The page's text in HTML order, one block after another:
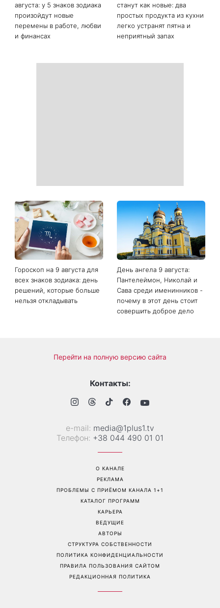
Последние новости
Гороскоп на неделю с 10
августа: у 5 знаков зодиака
произойдут новые
перемены в работе, любви
и финансах
Белые кроссовки снова
станут как новые: два
простых продукта из кухни
легко устранят пятна и
неприятный запах
Гороскоп на 9 августа для
всех знаков зодиака: день
решений, которые больше
День ангела 9 августа:
Пантелеймон, Николай и
Сава среди именинников -
почему в этот день стоит
совершить доброе дело